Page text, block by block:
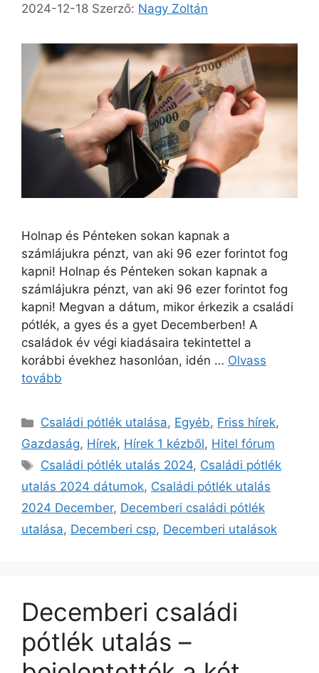
2024-12-18 Szerző: Nagy Zoltán
Holnap és Pénteken sokan kapnak a
számlájukra pénzt, van aki 96 ezer forintot fog
kapni! Holnap és Pénteken sokan kapnak a
számlájukra pénzt, van aki 96 ezer forintot fog
kapni! Megvan a dátum, mikor érkezik a családi
pótlék, a gyes és a gyet Decemberben! A
családok év végi kiadásaira tekintettel a
korábbi évekhez hasonlóan, idén … Olvass
tovább
Kategória
Családi pótlék utalása, Egyéb, Friss hírek,
Gazdaság, Hírek, Hírek 1 kézből, Hitel fórum
Címkék
Családi pótlék utalás 2024, Családi pótlék
utalás 2024 dátumok, Családi pótlék utalás
2024 December, Decemberi családi pótlék
utalása, Decemberi csp, Decemberi utalások
Decemberi családi
pótlék utalás –